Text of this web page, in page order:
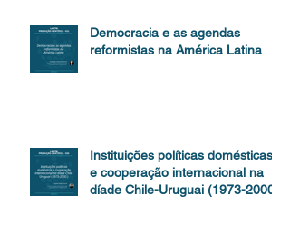
Democracia e as agendas
reformistas na América Latina
Instituições políticas domésticas
e cooperação internacional na
díade Chile-Uruguai (1973-2000)